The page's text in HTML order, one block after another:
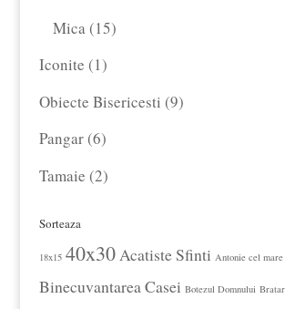
Mica 1515
Iconite 11
produs
Obiecte Bisericesti 99
Pangar 66
produse
Tamaie 22
Sorteaza
18x15 40x30Acatiste Sfinti Antonie cel mare
Binecuvantarea Casei Botezul Domnului